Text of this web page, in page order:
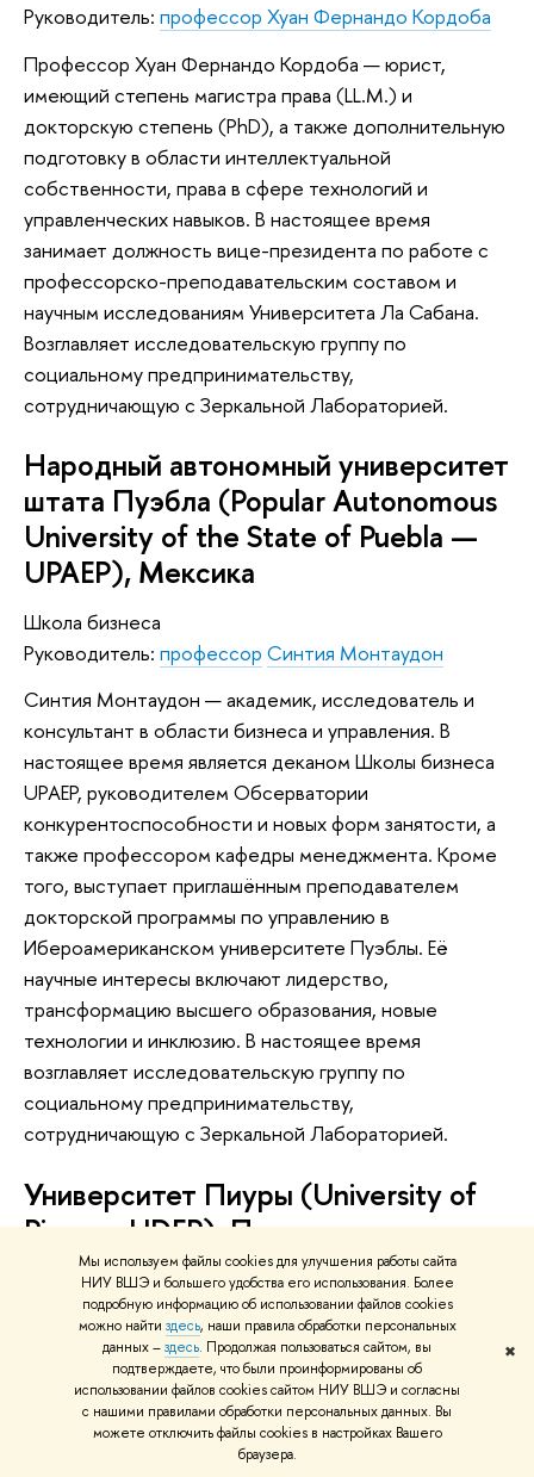
Мы используем файлы cookies для улучшения работы сайта
НИУ ВШЭ и большего удобства его использования. Более
подробную информацию об использовании файлов cookies
можно найти здесь, наши правила обработки персональных
данных –здесь. Продолжая пользоваться сайтом, вы
подтверждаете, что были проинформированы об
использовании файлов cookies сайтом НИУ ВШЭ и согласны
с нашими правилами обработки персональных данных. Вы
можете отключить файлы cookies в настройках Вашего
браузера.
✖
Руководитель: профессор Хуан Фернандо Кордоба
Профессор Хуан Фернандо Кордоба — юрист,
имеющий степень магистра права (LL.M.) и
докторскую степень (PhD), а также дополнительную
подготовку в области интеллектуальной
собственности, права в сфере технологий и
управленческих навыков. В настоящее время
занимает должность вице-президента по работе с
профессорско-преподавательским составом и
научным исследованиям Университета Ла Сабана.
Возглавляет исследовательскую группу по
социальному предпринимательству,
сотрудничающую с Зеркальной Лабораторией.
Народный автономный университет
штата Пуэбла (Popular Autonomous
University of the State of Puebla —
UPAEP), Мексика
Школа бизнеса
Руководитель: профессор Синтия Монтаудон
Синтия Монтаудон — академик, исследователь и
консультант в области бизнеса и управления. В
настоящее время является деканом Школы бизнеса
UPAEP, руководителем Обсерватории
конкурентоспособности и новых форм занятости, а
также профессором кафедры менеджмента. Кроме
того, выступает приглашённым преподавателем
докторской программы по управлению в
Ибероамериканском университете Пуэблы. Её
научные интересы включают лидерство,
трансформацию высшего образования, новые
технологии и инклюзию. В настоящее время
возглавляет исследовательскую группу по
социальному предпринимательству,
сотрудничающую с Зеркальной Лабораторией.
Университет Пиуры (University of
Piura— UDEP), Перу
Факультет экономики и бизнеса
Руководитель:д-р Реми Майкл Баларесо Нуньес
Д-р Реми Майкл Баларесо Нуньес — декан
факультета экономики и бизнеса и профессор
менеджмента Университета Пиуры (UDEP), Перу.
Имеет степень PhD в области менеджмента. Его